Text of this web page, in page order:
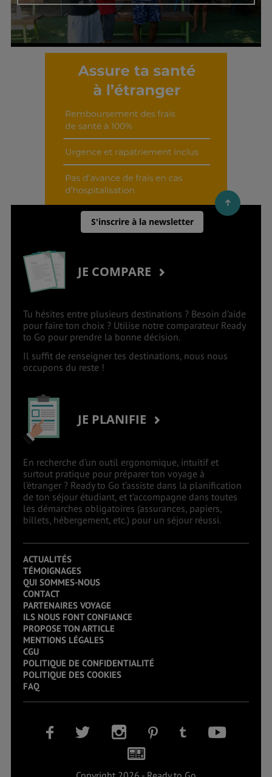
Découvrir cet interview
S'inscrire à la newsletter
JE COMPARE
Tu hésites entre plusieurs destinations ? Besoin d’aide
pour faire ton choix ? Utilise notre comparateur Ready
to Go pour prendre la bonne décision.
Il suffit de renseigner tes destinations, nous nous
occupons du reste !
JE PLANIFIE
En recherche d’un outil ergonomique, intuitif et
surtout pratique pour préparer ton voyage à
l’étranger ? Ready to Go t’assiste dans la planification
de ton séjour étudiant, et t’accompagne dans toutes
les démarches obligatoires (assurances, papiers,
billets, hébergement, etc.) pour un séjour réussi.
ACTUALITÉS
TÉMOIGNAGES
QUI SOMMES-NOUS
CONTACT
PARTENAIRES VOYAGE
ILS NOUS FONT CONFIANCE
PROPOSE TON ARTICLE
MENTIONS LÉGALES
CGU
POLITIQUE DE CONFIDENTIALITÉ
POLITIQUE DES COOKIES
FAQ